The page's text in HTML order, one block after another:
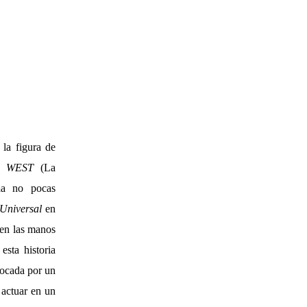
la figura de
(La
no pocas
Universal en
las manos
historia
por un
en un